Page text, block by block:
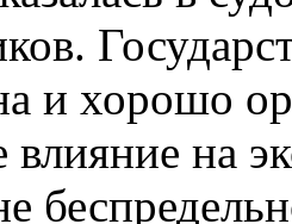
и хорошо
влияние на